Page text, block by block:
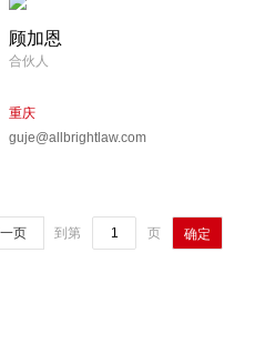
顾加恩
合伙人
重庆
guje@allbrightlaw.com
页 到第 页 确定